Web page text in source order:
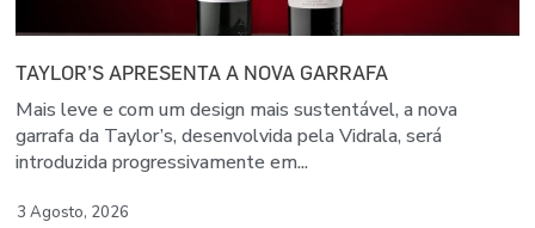
TAYLOR’S APRESENTA A NOVA GARRAFA
Mais leve e com um design mais sustentável, a nova
garrafa da Taylor’s, desenvolvida pela Vidrala, será
introduzida progressivamente em...
3 Agosto, 2026